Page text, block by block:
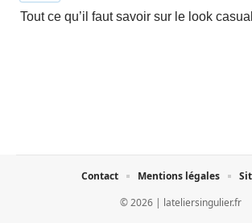
Tout ce qu’il faut savoir sur le look casual
© 2026 | lateliersingulier.fr
Contact Mentions légales